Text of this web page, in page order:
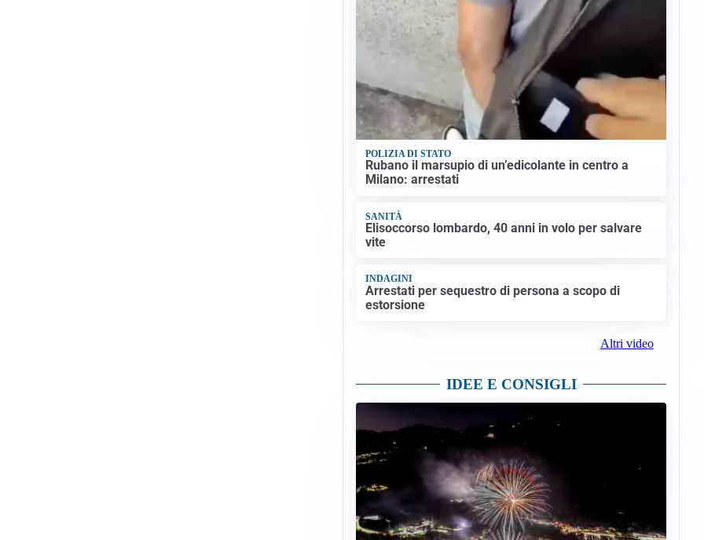
POLIZIA DI STATO
Rubano il marsupio di un’edicolante in centro a
Milano: arrestati
SANITÀ
Elisoccorso lombardo, 40 anni in volo per salvare
vite
INDAGINI
Arrestati per sequestro di persona a scopo di
estorsione
Altri video
IDEE E CONSIGLI